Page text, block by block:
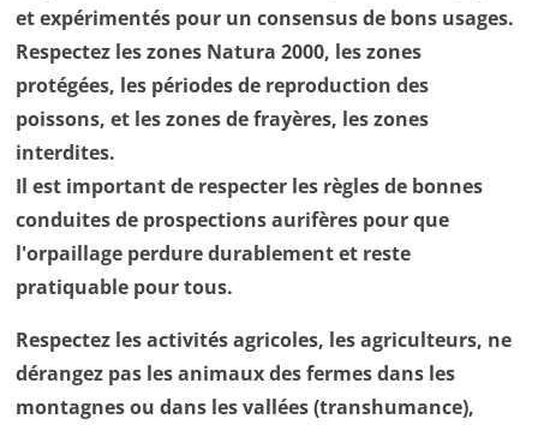
et expérimentés pour un consensus de bons usages.
Respectez les zones Natura 2000, les zones
protégées, les périodes de reproduction des
poissons, et les zones de frayères, les zones
interdites.
Il est important de respecter les règles de bonnes
conduites de prospections aurifères pour que
l'orpaillage perdure durablement et reste
pratiquable pour tous.
Respectez les activités agricoles, les agriculteurs, ne
dérangez pas les animaux des fermes dans les
montagnes ou dans les vallées (transhumance),